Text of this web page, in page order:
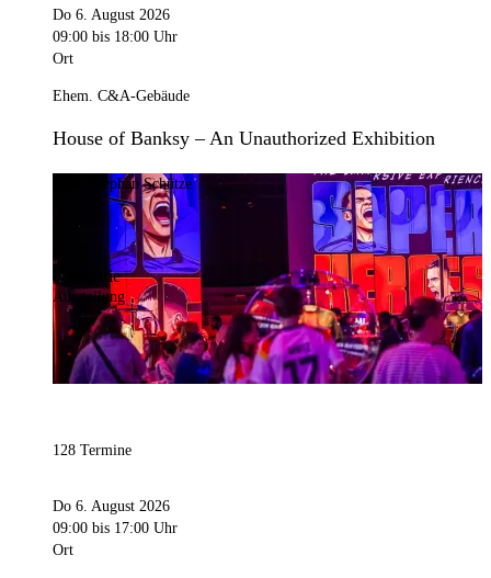
Do 6. August 2026
09:00 bis 18:00 Uhr
Ort
Ehem. C&A-Gebäude
House of Banksy – An Unauthorized Exhibition
Stephan Schütze
Kategorie
Ausstellung
128 Termine
Do 6. August 2026
09:00 bis 17:00 Uhr
Ort